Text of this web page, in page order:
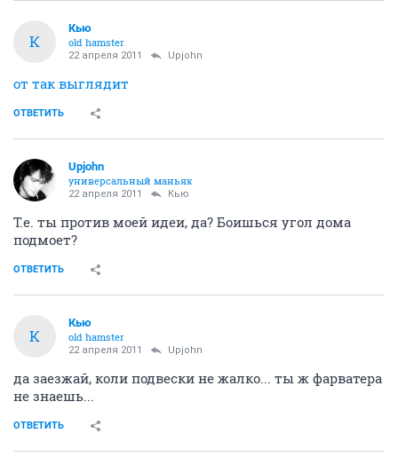
К
Кью
old hamster
22 апреля 2011 Upjohn
от так выглядит
ОТВЕТИТЬ
Upjohn
универсальный маньяк
22 апреля 2011 Кью
Т.е. ты против моей идеи, да? Боишься угол дома
подмоет?
ОТВЕТИТЬ
К
Кью
old hamster
22 апреля 2011 Upjohn
да заезжай, коли подвески не жалко... ты ж фарватера
не знаешь...
ОТВЕТИТЬ